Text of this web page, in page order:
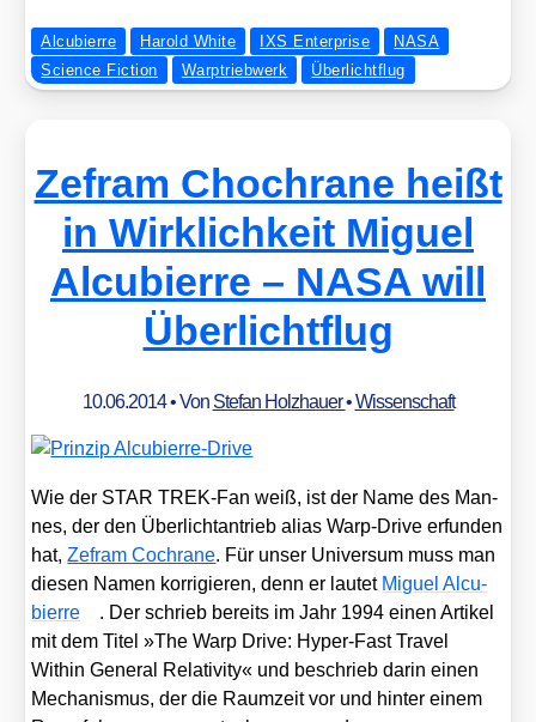
Alcubierre Harold White IXS Enterprise
NASA
Science Fiction
Warptriebwerk Überlichtflug
Zefram Chochrane heißt
in Wirklichkeit Miguel
Alcubierre – NASA will
Überlichtflug
10.06.2014• Von Stefan Holzhauer•Wissenschaft
Wie der STAR TREK-Fan weiß, ist der Name des Man­
nes, der den Über­licht­an­trieb ali­as Warp-Dri­ve erfun­den
hat,Zefram Coch­ra­ne. Für unser Uni­ver­sum muss man
die­sen Namen kor­ri­gie­ren, denn er lau­tet Miguel Alcu­
bierre
. Der schrieb bereits im Jahr 1994 einen Arti­kel
mit dem Titel »The Warp Dri­ve: Hyper-Fast Tra­vel
Within Gene­ral Rela­ti­vi­ty« und beschrieb dar­in einen
Mecha­nis­mus, der die Raum­zeit vor und hin­ter einem